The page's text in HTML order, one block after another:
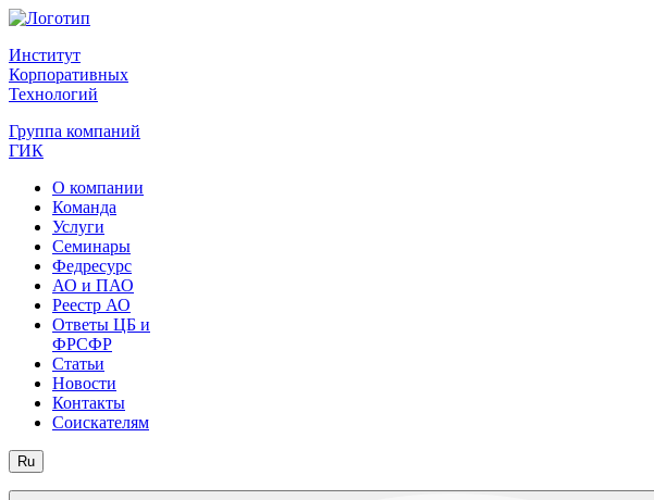
Институт
Корпоративных
Технологий
Группа компаний
ГИК
О компании
Команда
Услуги
Семинары
Федресурс
АО и ПАО
Реестр АО
Ответы ЦБ и
ФРСФР
Статьи
Новости
Контакты
Соискателям
Ru